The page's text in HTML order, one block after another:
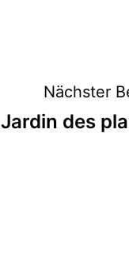
Nächster
Jardin des